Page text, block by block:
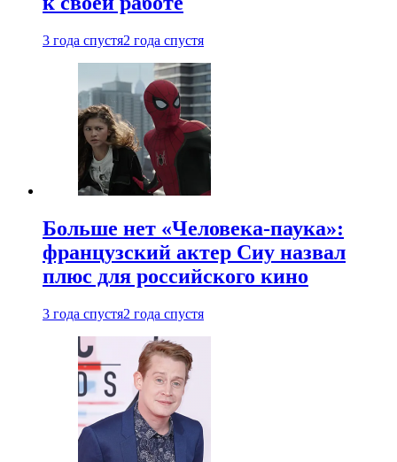
3 года спустя2 года спустя
Больше нет «Человека-паука»:
французский актер Сиу назвал
плюс для российского кино
3 года спустя2 года спустя